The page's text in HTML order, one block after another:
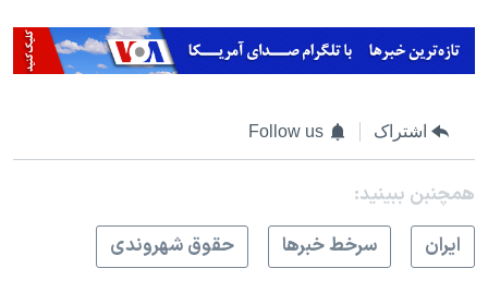
اشتراک Follow us
همچنبن ببینید:
ايران
سرخط خبرها حقوق شهروندی